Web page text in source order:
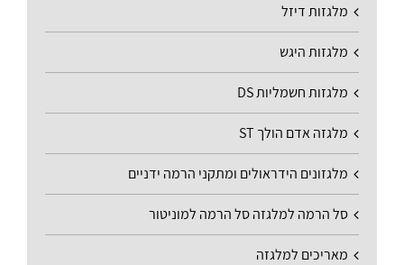
מלגזות דיזל
מלגזות היגש
מלגזות חשמליות DS
מלגזה אדם הולך ST
מלגזונים הידראולים ומתקני הרמה ידניים
סל הרמה למלגזה סל הרמה למוניטור
מאריכים למלגזה